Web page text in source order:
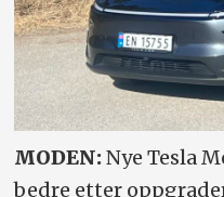
MODEN:Nye Tesla
bedre etter